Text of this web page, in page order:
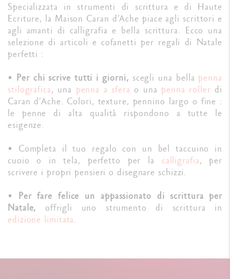
Specializzata in strumenti di scrittura e di Haute
Ecriture, la Maison Caran d’Ache piace agli scrittori e
agli amanti di calligrafia e bella scrittura. Ecco una
selezione di articoli e cofanetti per regali di Natale
perfetti :
• Per chi scrive tutti i giorni, scegli una bellapenna
stilografica, una penna a sfera o unapenna roller di
Caran d’Ache. Colori, texture, pennino largo o fine :
le penne di alta qualità rispondono a tutte le
esigenze.
• Completa il tuo regalo con un bel taccuino in
cuoio o in tela, perfetto per la calligrafia, per
scrivere i propri pensieri o disegnare schizzi.
• Per fare felice un appassionato di scrittura per
Natale, offrigli uno strumento di scrittura in
edizione limitata.